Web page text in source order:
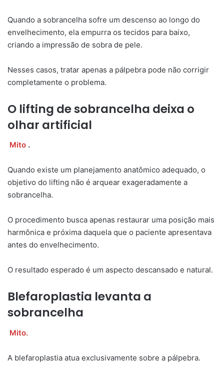
Quando a sobrancelha sofre um descenso ao longo do
envelhecimento, ela empurra os tecidos para baixo,
criando a impressão de sobra de pele.
Nesses casos, tratar apenas a pálpebra pode não corrigir
completamente o problema.
O lifting de sobrancelha deixa o
olhar artificial
Mito .
Quando existe um planejamento anatômico adequado, o
objetivo do lifting não é arquear exageradamente a
sobrancelha.
O procedimento busca apenas restaurar uma posição mais
harmônica e próxima daquela que o paciente apresentava
antes do envelhecimento.
O resultado esperado é um aspecto descansado e natural.
Blefaroplastia levanta a
sobrancelha
Mito.
A blefaroplastia atua exclusivamente sobre a pálpebra.